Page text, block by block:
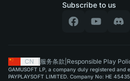
Subscribe to us
CN 服务条款 Responsible Play
GAMUSOFT LP, a company duly registered
PAYPLAYSOFT LIMITED. Company No: HE